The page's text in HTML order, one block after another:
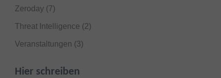
Zeroday (7)
Threat Intelligence (2)
Veranstaltungen (3)
Hier schreiben